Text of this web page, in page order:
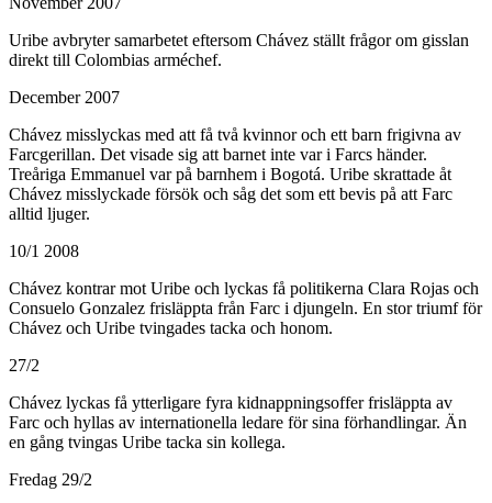
Uribe avbryter samarbetet eftersom Chávez ställt frågor om gisslan
direkt till Colombias arméchef.
December 2007
Chávez misslyckas med att få två kvinnor och ett barn frigivna av
Farcgerillan. Det visade sig att barnet inte var i Farcs händer.
Treåriga Emmanuel var på barnhem i Bogotá. Uribe skrattade åt
Chávez misslyckade försök och såg det som ett bevis på att Farc
alltid ljuger.
10/1 2008
Chávez kontrar mot Uribe och lyckas få politikerna Clara Rojas och
Consuelo Gonzalez frisläppta från Farc i djungeln. En stor triumf för
Chávez och Uribe tvingades tacka och honom.
27/2
Chávez lyckas få ytterligare fyra kidnappningsoffer frisläppta av
Farc och hyllas av internationella ledare för sina förhandlingar. Än
en gång tvingas Uribe tacka sin kollega.
Fredag 29/2